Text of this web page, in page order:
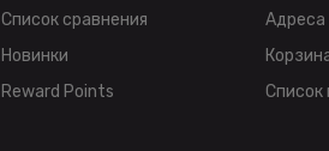
Список сравнения
Новинки
Reward Points
Адреса
Список